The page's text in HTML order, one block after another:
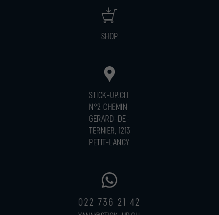
SHOP
STICK-UP.CH
N°2 CHEMIN
GERARD-DE-
TERNIER, 1213
PETIT-LANCY
022 736 21 42